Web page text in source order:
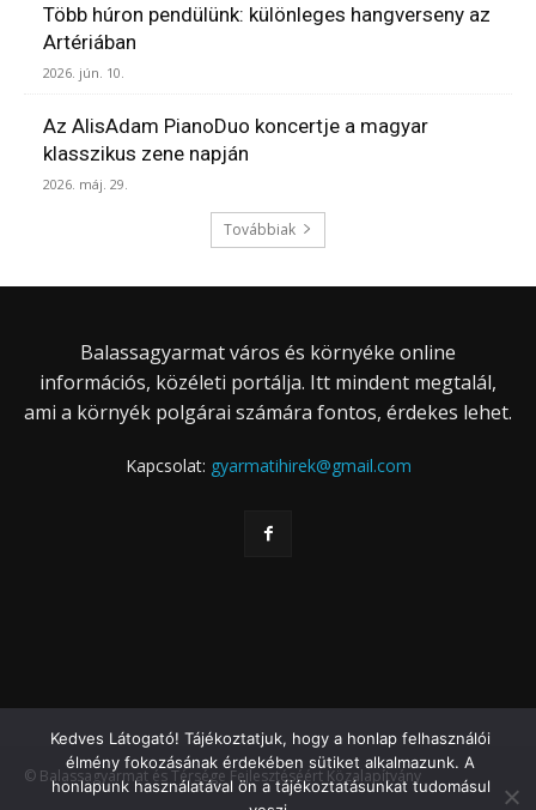
Több húron pendülünk: különleges hangverseny az
Artériában
2026. jún. 10.
Az AlisAdam PianoDuo koncertje a magyar
klasszikus zene napján
2026. máj. 29.
Továbbiak
Balassagyarmat város és környéke online
információs, közéleti portálja. Itt mindent megtalál,
ami a környék polgárai számára fontos, érdekes lehet.
Kapcsolat: gyarmatihirek@gmail.com
© Balassagyarmat és Térsége Fejlesztéséért Közalapítvány
Kedves Látogató! Tájékoztatjuk, hogy a honlap felhasználói
élmény fokozásának érdekében sütiket alkalmazunk. A
honlapunk használatával ön a tájékoztatásunkat tudomásul